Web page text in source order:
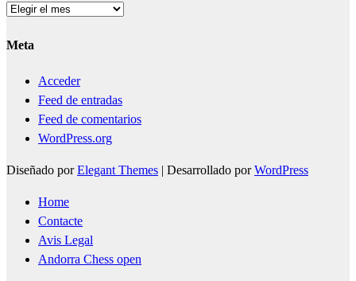
Arxiu
Meta
Acceder
Feed de entradas
Feed de comentarios
WordPress.org
Diseñado porElegant Themes | Desarrollado porWordPress
Home
Contacte
Avis Legal
Andorra Chess open